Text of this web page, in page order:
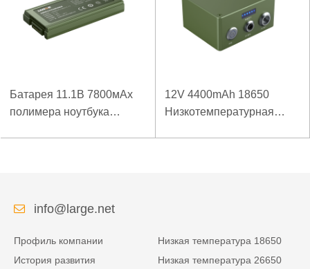
Батарея 11.1В 7800мАх
полимера ноутбука
12V 4400mAh 18650
Низкотемпературная
info@large.net
Профиль компании
История развития
Низкая температура 18650
Низкая температура 26650